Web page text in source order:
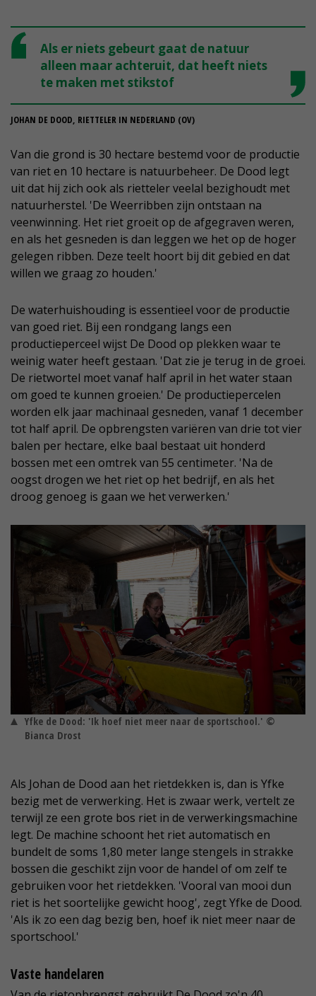
Als er niets gebeurt gaat de natuur
alleen maar achteruit, dat heeft niets
te maken met stikstof
JOHAN DE DOOD, RIETTELER IN NEDERLAND (OV)
Van die grond is 30 hectare bestemd voor de productie
van riet en 10 hectare is natuurbeheer. De Dood legt
uit dat hij zich ook als rietteler veelal bezighoudt met
natuurherstel. 'De Weerribben zijn ontstaan na
veenwinning. Het riet groeit op de afgegraven weren,
en als het gesneden is dan leggen we het op de hoger
gelegen ribben. Deze teelt hoort bij dit gebied en dat
willen we graag zo houden.'
De waterhuishouding is essentieel voor de productie
van goed riet. Bij een rondgang langs een
productieperceel wijst De Dood op plekken waar te
weinig water heeft gestaan. 'Dat zie je terug in de groei.
De rietwortel moet vanaf half april in het water staan
om goed te kunnen groeien.' De productiepercelen
worden elk jaar machinaal gesneden, vanaf 1 december
tot half april. De opbrengsten variëren van drie tot vier
balen per hectare, elke baal bestaat uit honderd
bossen met een omtrek van 55 centimeter. 'Na de
oogst drogen we het riet op het bedrijf, en als het
droog genoeg is gaan we het verwerken.'
Yfke de Dood: 'Ik hoef niet meer naar de sportschool.' ©
Bianca Drost
Als Johan de Dood aan het rietdekken is, dan is Yfke
bezig met de verwerking. Het is zwaar werk, vertelt ze
terwijl ze een grote bos riet in de verwerkingsmachine
legt. De machine schoont het riet automatisch en
bundelt de soms 1,80 meter lange stengels in strakke
bossen die geschikt zijn voor de handel of om zelf te
gebruiken voor het rietdekken. 'Vooral van mooi dun
riet is het soortelijke gewicht hoog', zegt Yfke de Dood.
'Als ik zo een dag bezig ben, hoef ik niet meer naar de
sportschool.'
Vaste handelaren